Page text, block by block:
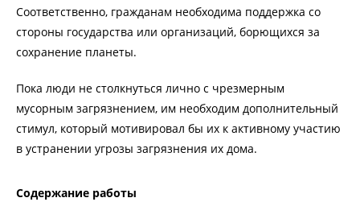
Соответственно, гражданам необходима поддержка со
стороны государства или организаций, борющихся за
сохранение планеты.
Пока люди не столкнуться лично с чрезмерным
мусорным загрязнением, им необходим дополнительный
стимул, который мотивировал бы их к активному участию
в устранении угрозы загрязнения их дома.
Содержание работы